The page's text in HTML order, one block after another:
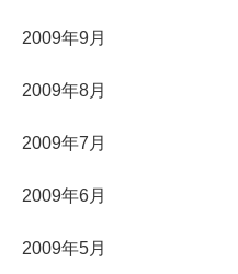
2009年9月
2009年8月
2009年7月
2009年6月
2009年5月